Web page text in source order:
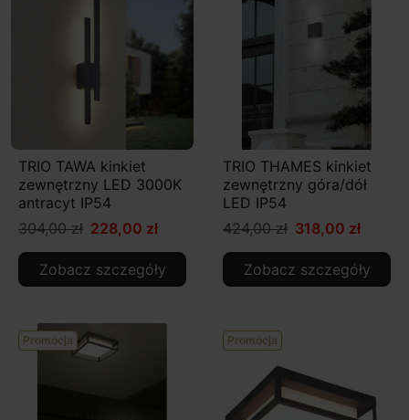
TRIO TAWA kinkiet
zewnętrzny LED 3000K
antracyt IP54
304,00 zł 228,00 zł
Zobacz szczegóły
TRIO THAMES kinkiet
zewnętrzny góra/dół
LED IP54
424,00 zł 318,00 zł
Zobacz szczegóły
Promocja Promocja